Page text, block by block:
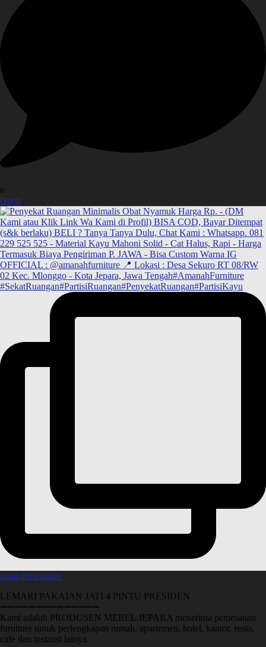
0
Open
amanahfurniture
LEMARI PAKAIAN JATI 4 PINTU PRESIDEN
➖➖➖➖➖➖➖➖➖➖➖➖➖➖
Kami adalah PRODUSEN MEBEL JEPARA menerima pemesanan
furniture untuk perlengkapan rumah, apartemen, hotel, kantor, resto,
cafe dan instansi lainya.